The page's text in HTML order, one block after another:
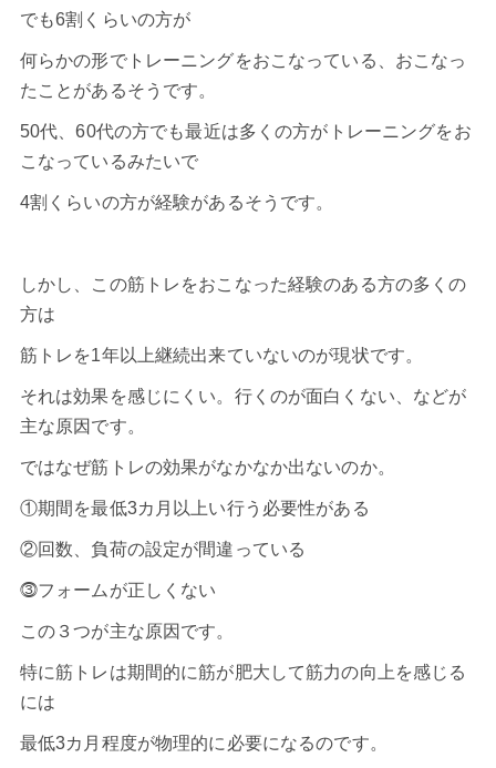
でも6割くらいの方が
何らかの形でトレーニングをおこなっている、おこなっ
たことがあるそうです。
50代、60代の方でも最近は多くの方がトレーニングをお
こなっているみたいで
4割くらいの方が経験があるそうです。
しかし、この筋トレをおこなった経験のある方の多くの
方は
筋トレを1年以上継続出来ていないのが現状です。
それは効果を感じにくい。行くのが面白くない、などが
主な原因です。
ではなぜ筋トレの効果がなかなか出ないのか。
①期間を最低3カ月以上い行う必要性がある
②回数、負荷の設定が間違っている
⓷フォームが正しくない
この３つが主な原因です。
特に筋トレは期間的に筋が肥大して筋力の向上を感じる
には
最低3カ月程度が物理的に必要になるのです。